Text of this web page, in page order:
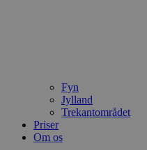
Fyn
Jylland
Trekantområdet
Priser
Om os